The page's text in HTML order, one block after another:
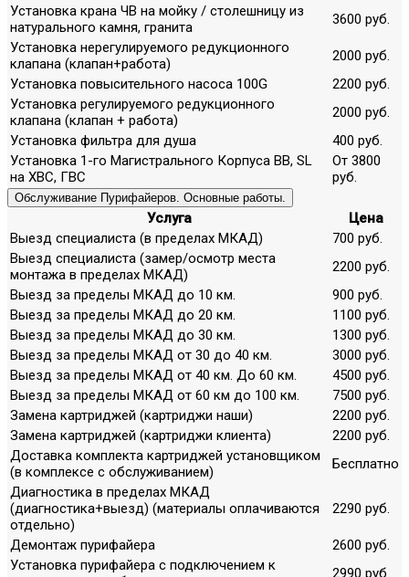
Установка крана ЧВ на мойку / столешницу из
натурального камня, гранита
3600 руб.
Установка нерегулируемого редукционного
клапана (клапан+работа)
2000 руб.
Установка повысительного насоса 100G
2200 руб.
Установка регулируемого редукционного
клапана (клапан + работа)
2000 руб.
Установка фильтра для душа
400 руб.
Установка 1-го Магистрального Корпуса ВВ, SL
на ХВС, ГВС
От 3800
руб.
Обслуживание Пурифайеров. Основные работы.
Услуга
Цена
Выезд специалиста (в пределах МКАД)
700 руб.
Выезд специалиста (замер/осмотр места
монтажа в пределах МКАД)
2200 руб.
Выезд за пределы МКАД до 10 км.
900 руб.
Выезд за пределы МКАД до 20 км.
1100 руб.
Выезд за пределы МКАД до 30 км.
1300 руб.
Выезд за пределы МКАД от 30 до 40 км.
3000 руб.
Выезд за пределы МКАД от 40 км. До 60 км.
4500 руб.
Выезд за пределы МКАД от 60 км до 100 км.
7500 руб.
Замена картриджей (картриджи наши)
2200 руб.
Замена картриджей (картриджи клиента)
2200 руб.
Доставка комплекта картриджей установщиком
(в комплексе с обслуживанием)
Бесплатно
Диагностика в пределах МКАД
(диагностика+выезд) (материалы оплачиваются
отдельно)
2290 руб.
Демонтаж пурифайера
2600 руб.
Установка пурифайера с подключением к
2990 руб.